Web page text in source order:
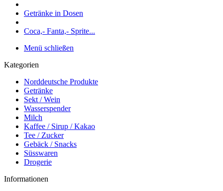
Getränke in Dosen
Coca,- Fanta,- Sprite...
Menü schließen
Kategorien
Norddeutsche Produkte
Getränke
Sekt / Wein
Wasserspender
Milch
Kaffee / Sirup / Kakao
Tee / Zucker
Gebäck / Snacks
Süsswaren
Drogerie
Informationen